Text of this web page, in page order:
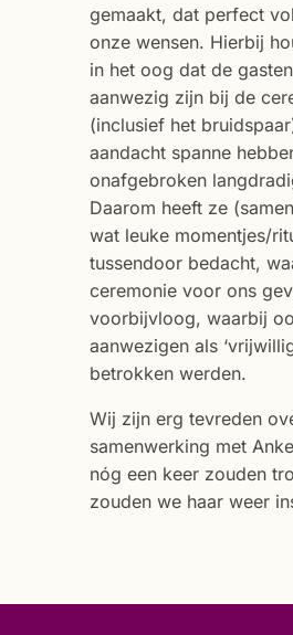
gemaakt, dat perfect
onze wensen. Hierbij
in het oog dat de
aanwezig zijn bij de
(inclusief het
aandacht spanne
onafgebroken
Daarom heeft ze
wat leuke momentjes/
tussendoor bedacht,
ceremonie voor ons
voorbijvloog, waarbij
aanwezigen als
betrokken werden.
Wij zijn erg tevreden
samenwerking met
nóg een keer zouden
zouden we haar weer